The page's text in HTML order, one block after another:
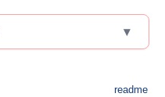
▾
readme